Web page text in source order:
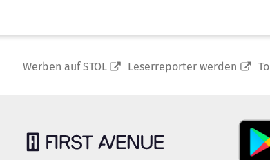
Werben auf STOL Leserreporter werden